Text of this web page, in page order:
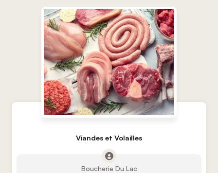
Viandes et Volailles
Boucherie Du Lac